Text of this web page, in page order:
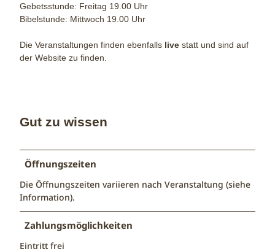
Gebetsstunde: Freitag 19.00 Uhr
Bibelstunde: Mittwoch 19.00 Uhr
Die Veranstaltungen finden ebenfalls live statt und sind auf
der Website zu finden.
Gut zu wissen
Öffnungszeiten
Die Öffnungszeiten variieren nach Veranstaltung (siehe
Information).
Zahlungsmöglichkeiten
Eintritt frei